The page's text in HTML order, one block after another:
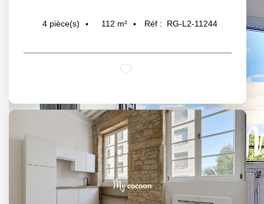
4 pièce(s) 112 m² Réf : RG-L2-11244